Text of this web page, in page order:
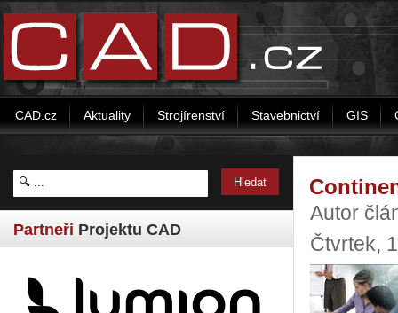
CAD.cz Aktuality Strojírenství Stavebnictví GIS
Partneři Projektu CAD
Autor
Čtvrtek,